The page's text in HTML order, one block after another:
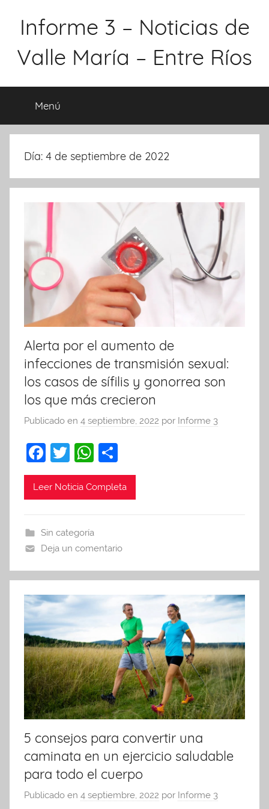
Informe 3 – Noticias de
Valle María – Entre Ríos
Menú
Día: 4 de septiembre de 2022
Alerta por el aumento de
infecciones de transmisión sexual:
los casos de sífilis y gonorrea son
los que más crecieron
Publicado en 4 septiembre, 2022 por Informe 3
F
a
c
b
o
o
k
T
w
itt
W
h
at
A
p
p
o
m
tir
Leer Noticia Completa
Sin categoría
Deja un comentario
5 consejos para convertir una
caminata en un ejercicio saludable
para todo el cuerpo
Publicado en 4 septiembre, 2022 por Informe 3